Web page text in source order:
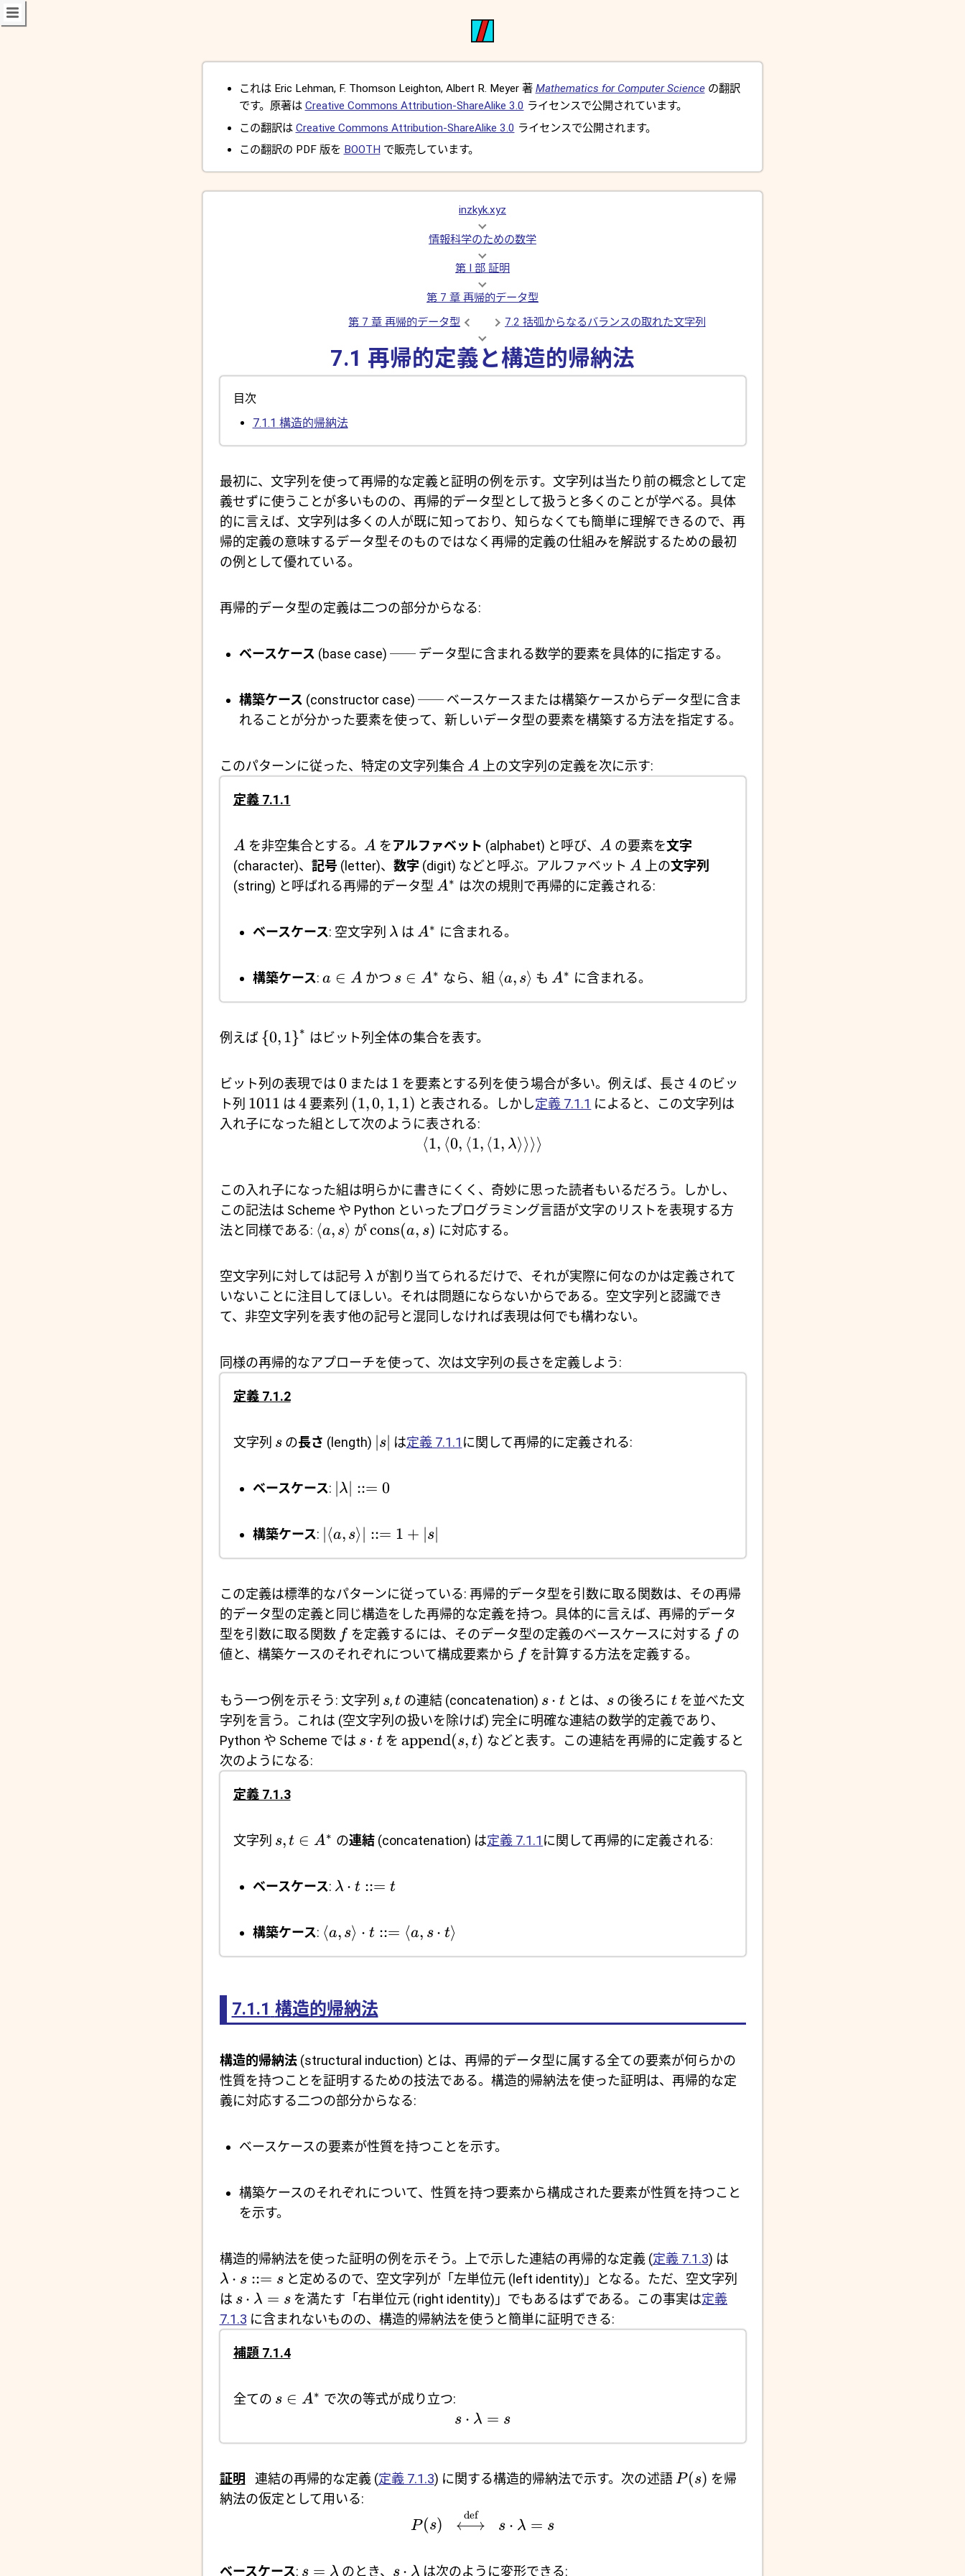
これは Eric Lehman, F. Thomson Leighton, Albert R. Meyer 著 Mathematics for Computer Scienceの翻訳
です。原著は Creative Commons Attribution-ShareAlike 3.0 ライセンスで公開されています。
この翻訳は Creative Commons Attribution-ShareAlike 3.0 ライセンスで公開されます。
この翻訳の PDF 版を BOOTH で販売しています。
inzkyk.xyz
情報科学のための数学
第 I 部 証明
第 7 章 再帰的データ型
第 7 章 再帰的データ型
7.2 括弧からなるバランスの取れた文字列
7.1 再帰的定義と構造的帰納法
目次
7.1.1 構造的帰納法
最初に、文字列を使って再帰的な定義と証明の例を示す。文字列は当たり前の概念として定
義せずに使うことが多いものの、再帰的データ型として扱うと多くのことが学べる。具体
的に言えば、文字列は多くの人が既に知っており、知らなくても簡単に理解できるので、再
帰的定義の意味するデータ型そのものではなく再帰的定義の仕組みを解説するための最初
の例として優れている。
再帰的データ型の定義は二つの部分からなる:
ベースケース (base case) ── データ型に含まれる数学的要素を具体的に指定する。
構築ケース (constructor case) ── ベースケースまたは構築ケースからデータ型に含ま
れることが分かった要素を使って、新しいデータ型の要素を構築する方法を指定する。
このパターンに従った、特定の文字列集合A 上の文字列の定義を次に示す:
定義 7.1.1
A を非空集合とする。 A をアルファベット (alphabet) と呼び、 A の要素を文字
(character)、 記号 (letter)、 数字 (digit) などと呼ぶ。アルファベット A 上の文字列
(string) と呼ばれる再帰的データ型 A∗ は次の規則で再帰的に定義される:
ベースケース: 空文字列 λ は A∗ に含まれる。
構築ケース: a ∈ A かつ s ∈ A∗ なら、組 ⟨a, s⟩ もA∗ に含まれる。
例えば {0,1}∗ はビット列全体の集合を表す。
ビット列の表現では 0または 1 を要素とする列を使う場合が多い。例えば、長さ 4のビッ
ト列 1011 は 4要素列 (1,0, 1,1) と表される。しかし定義 7.1.1 によると、この文字列は
入れ子になった組として次のように表される:
⟨1, ⟨0, ⟨1, ⟨1, λ⟩⟩⟩⟩
この入れ子になった組は明らかに書きにくく、奇妙に思った読者もいるだろう。しかし、
この記法は Scheme や Python といったプログラミング言語が文字のリストを表現する方
法と同様である: ⟨a, s⟩ がcons(a, s) に対応する。
空文字列に対しては記号 λ が割り当てられるだけで、それが実際に何なのかは定義されて
いないことに注目してほしい。それは問題にならないからである。空文字列と認識でき
て、非空文字列を表す他の記号と混同しなければ表現は何でも構わない。
同様の再帰的なアプローチを使って、次は文字列の長さを定義しよう:
定義 7.1.2
文字列 sの長さ (length) s∣ は定義 7.1.1 に関して再帰的に定義される:
ベースケース: λ ::= 0
構築ケース: ⟨a, s⟩ ::= 1 + s∣
この定義は標準的なパターンに従っている: 再帰的データ型を引数に取る関数は、その再帰
的データ型の定義と同じ構造をした再帰的な定義を持つ。具体的に言えば、再帰的データ
型を引数に取る関数 f を定義するには、そのデータ型の定義のベースケースに対する f の
値と、構築ケースのそれぞれについて構成要素から f を計算する方法を定義する。
もう一つ例を示そう: 文字列 s,tの連結 (concatenation) s ⋅ t とは、 s の後ろにt を並べた文
字列を言う。これは (空文字列の扱いを除けば) 完全に明確な連結の数学的定義であり、
Python や Scheme では s ⋅ t をappend(s, t) などと表す。この連結を再帰的に定義すると
次のようになる:
定義 7.1.3
文字列 s,t ∈ A∗ の連結 (concatenation) は定義 7.1.1 に関して再帰的に定義される:
ベースケース: λ ⋅ t ::= t
構築ケース: ⟨a, s⟩ ⋅ t ::= ⟨a, s ⋅ t⟩
7.1.1 構造的帰納法
構造的帰納法(structural induction) とは、再帰的データ型に属する全ての要素が何らかの
性質を持つことを証明するための技法である。構造的帰納法を使った証明は、再帰的な定
義に対応する二つの部分からなる:
ベースケースの要素が性質を持つことを示す。
構築ケースのそれぞれについて、性質を持つ要素から構成された要素が性質を持つこと
を示す。
構造的帰納法を使った証明の例を示そう。上で示した連結の再帰的な定義 (定義 7.1.3) は
λ ⋅ s ::= s と定めるので、空文字列が「左単位元 (left identity)」となる。ただ、空文字列
は s ⋅ λ = s を満たす「右単位元 (right identity)」でもあるはずである。この事実は定義
7.1.3 に含まれないものの、構造的帰納法を使うと簡単に証明できる:
補題 7.1.4
全ての s ∈ A∗ で次の等式が成り立つ:
s ⋅ λ = s
証明 連結の再帰的な定義 (定義 7.1.3) に関する構造的帰納法で示す。次の述語P(s) を帰
納法の仮定として用いる:
P (s) ⟷
def
s ⋅ λ = s
ベースケース: s = λ のとき、 s ⋅ λ は次のように変形できる: